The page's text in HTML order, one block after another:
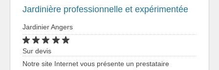
Jardinière professionnelle et expérimentée
Jardinier Angers
Sur devis
Notre site Internet vous présente un prestataire